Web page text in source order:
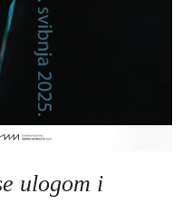
ulogom i